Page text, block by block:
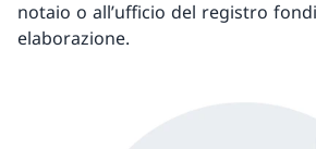
notaio o all’ufficio del registro
elaborazione.